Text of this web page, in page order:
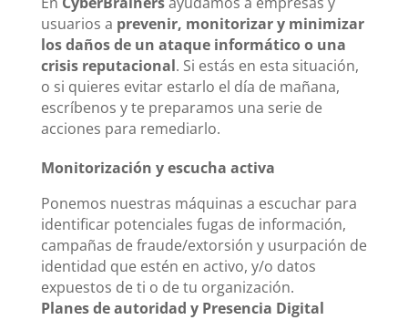
usuarios a prevenir, monitorizar y minimizar
los daños de un ataque informático o una
crisis reputacional. Si estás en esta situación,
o si quieres evitar estarlo el día de mañana,
escríbenos y te preparamos una serie de
acciones para remediarlo.
Monitorización y escucha activa
Ponemos nuestras máquinas a escuchar para
identificar potenciales fugas de información,
campañas de fraude/extorsión y usurpación de
identidad que estén en activo, y/o datos
expuestos de ti o de tu organización.
Planes de autoridad y Presencia Digital